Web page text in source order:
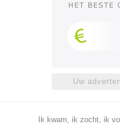
Uw
Ik kwam, ik zocht, ik